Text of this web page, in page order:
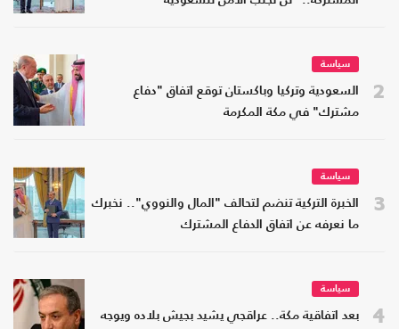
2
سياسة
السعودية وتركيا وباكستان توقع اتفاق "دفاع
مشترك" في مكة المكرمة
3
سياسة
الخبرة التركية تنضم لتحالف "المال والنووي".. نخبرك
ما نعرفه عن اتفاق الدفاع المشترك
4
سياسة
بعد اتفاقية مكة.. عراقجي يشيد بجيش بلاده ويوجه